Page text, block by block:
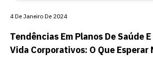
Tendências Em Planos De Saúde
Vida Corporativos: O Que Esperar
4 De Janeiro De 2024